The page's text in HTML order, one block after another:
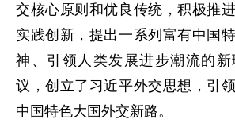
交核心原则和优良传统，积极推
实践创新，提出一系列富有中国
神、引领人类发展进步潮流的
议，创立了习近平外交思想，引
中国特色大国外交新路。